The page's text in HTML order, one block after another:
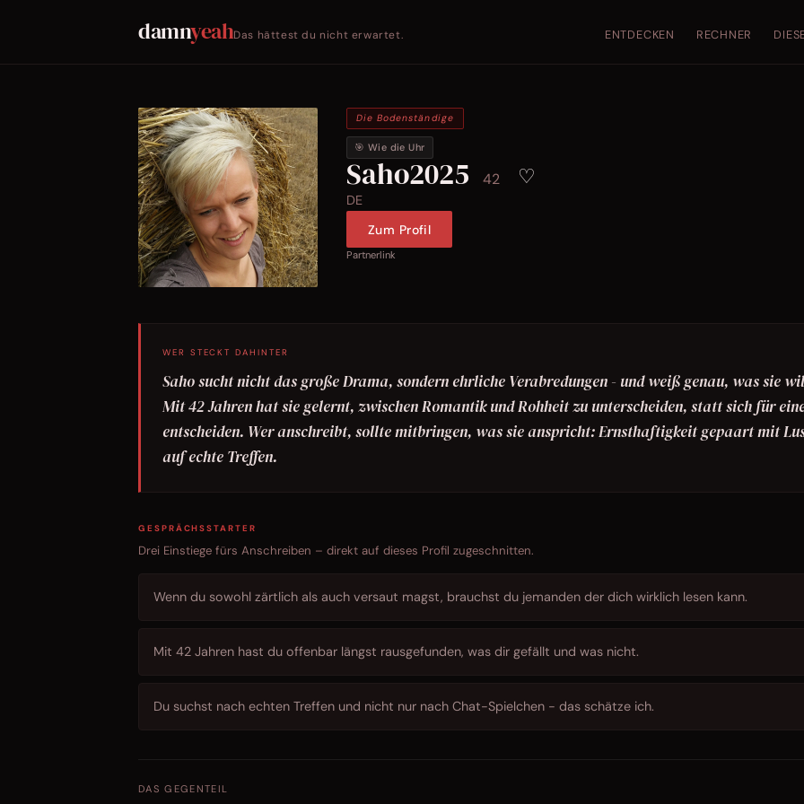
damnyeahDas hättest du nicht erwartet. ENTDECKEN RECHNER
Die Bodenständige
🎯 Wie die Uhr
Saho2025 42 ♡
DE
Zum Profil
Partnerlink
WER STECKT DAHINTER
Saho sucht nicht das große Drama, sondern ehrliche Verabredungen - und weiß genau, was sie
Mit 42 Jahren hat sie gelernt, zwischen Romantik und Rohheit zu unterscheiden, statt sich für
entscheiden. Wer anschreibt, sollte mitbringen, was sie anspricht: Ernsthaftigkeit gepaart mit
auf echte Treffen.
GESPRÄCHSSTARTER
Drei Einstiege fürs Anschreiben – direkt auf dieses Profil zugeschnitten.
Wenn du sowohl zärtlich als auch versaut magst, brauchst du jemanden der dich wirklich lesen kann.
Mit 42 Jahren hast du offenbar längst rausgefunden, was dir gefällt und was nicht.
Du suchst nach echten Treffen und nicht nur nach Chat-Spielchen - das schätze ich.
DAS GEGENTEIL